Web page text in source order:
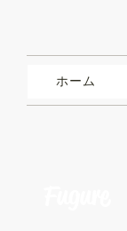
ホーム